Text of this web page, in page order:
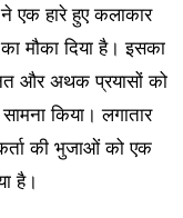
एक हारे हुए कलाकार
मौका दिया है। इसका
और अथक प्रयासों को
किया। लगातार
की भुजाओं को एक
है।